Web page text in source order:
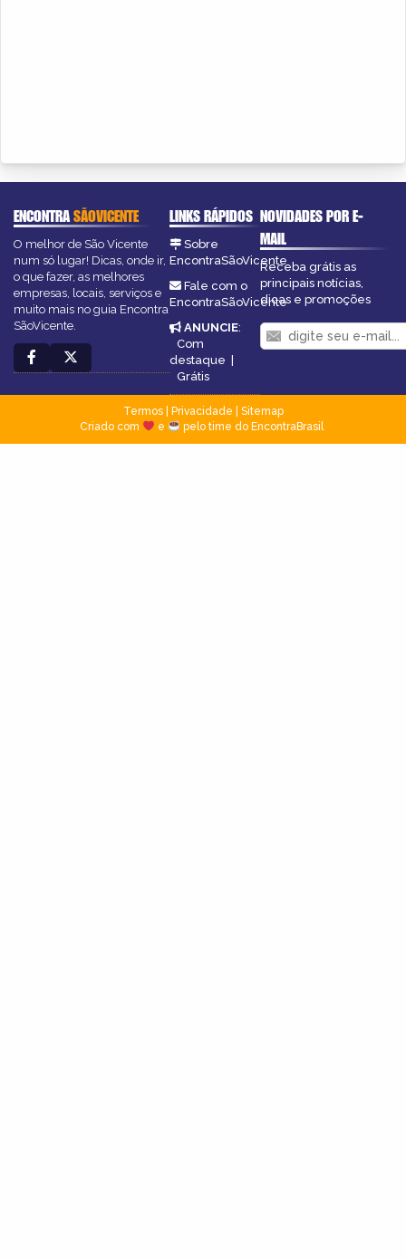
ENCONTRASÃOVICENTE
O melhor de São Vicente
num só lugar! Dicas, onde ir,
o que fazer, as melhores
empresas, locais, serviços e
muito mais no guia Encontra
SãoVicente.
LINKS RÁPIDOS
Sobre
EncontraSãoVicente
Fale com o
EncontraSãoVicente
ANUNCIE:
Com
destaque
Grátis
NOVIDADES POR E-
MAIL
Receba grátis as
principais notícias,
dicas e promoções
Termos| Privacidade
Sitemap
Criado com
e pelo time do EncontraBrasil